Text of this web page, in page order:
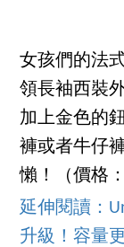
女孩們的法
領長袖西裝
加上金色的
褲或者牛仔
懶！（價格：
延伸閱讀：
升級！容量